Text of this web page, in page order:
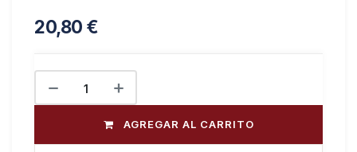
20,80 €
AGREGAR AL CARRITO